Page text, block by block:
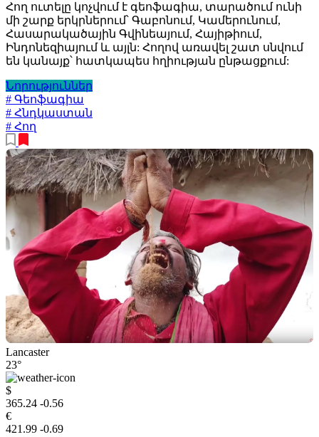
Հող ուտելը կոչվում է գեոֆագիա, տարածում ունի
մի շարք երկրներում՝ Գաբոնում, Կամերունում,
Հասարակածային Գվինեայում, Հայիթիում,
Ինդոնեզիայում և այլն: Հողով առավել շատ սնվում
են կանայք՝ հատկապես հղիության ընթացքում:
Նորություններ
# Գեոֆագիա
# Հնդկաստան
# Հող
Lancaster
23°
$
365.24 -0.56
€
421.99 -0.69